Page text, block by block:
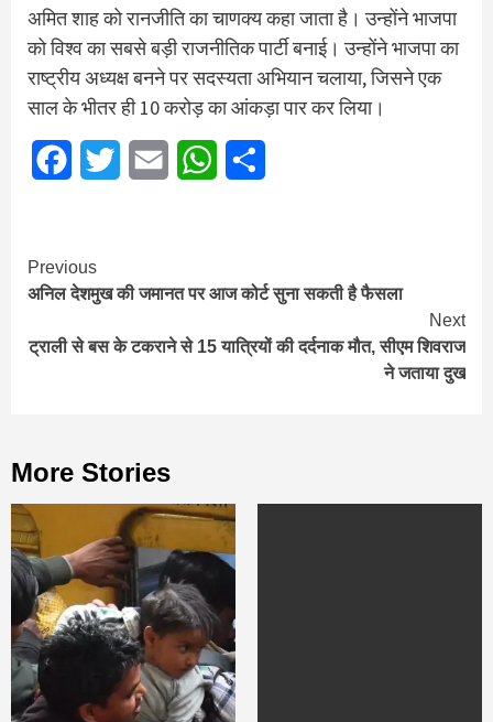
अमित शाह को रानजीति का चाणक्य कहा जाता है। उन्होंने भाजपा
को विश्व का सबसे बड़ी राजनीतिक पार्टी बनाई। उन्होंने भाजपा का
राष्ट्रीय अध्यक्ष बनने पर सदस्यता अभियान चलाया, जिसने एक
साल के भीतर ही 10 करोड़ का आंकड़ा पार कर लिया।
FacebookTwitter Email WhatsApp
Continue
Reading
Previous
अनिल देशमुख की जमानत पर आज कोर्ट सुना सकती है फैसला
Next
ट्राली से बस के टकराने से 15 यात्रियों की दर्दनाक मौत, सीएम शिवराज
ने जताया दुख
More Stories